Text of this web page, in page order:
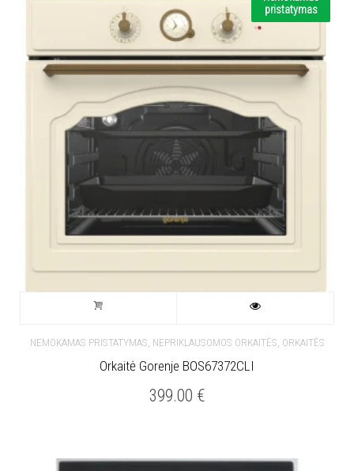
pristatymas
NEMOKAMAS PRISTATYMAS, NEPRIKLAUSOMOS ORKAITĖS, ORKAITĖS
Orkaitė Gorenje BOS67372CLI
399.00 €